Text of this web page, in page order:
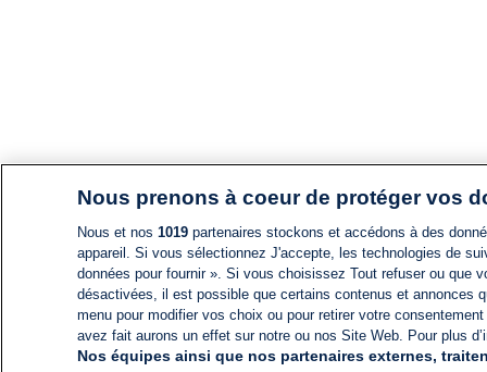
Nous prenons à coeur de protéger vos
Nous et nos 1019partenaires stockons et accédons à des
appareil. Si vous sélectionnez J'accepte, les technologies de
données pour fournir ». Si vous choisissez Tout refuser ou
désactivées, il est possible que certains contenus et annonces
menu pour modifier vos choix ou pour retirer votre
avez fait aurons un effet sur notre ou nos Site Web. Pour plus
Nos équipes ainsi que nos partenaires externes,